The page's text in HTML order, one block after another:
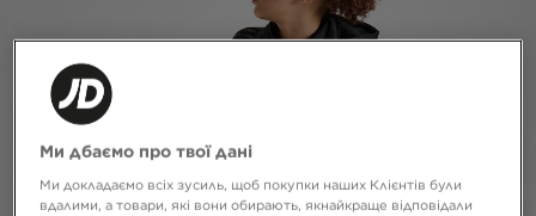
Ми дбаємо про твої дані
Ми докладаємо всіх зусиль, щоб покупки наших Клієнтів були
вдалими, а товари, які вони обирають, якнайкраще відповідали